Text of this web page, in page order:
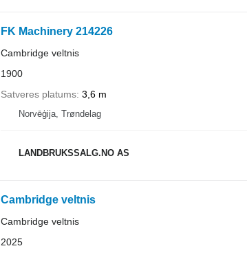
FK Machinery 214226
Cambridge veltnis
1900
Satveres platums 3,6 m
Norvēģija, Trøndelag
LANDBRUKSSALG.NO AS
Cambridge veltnis
Cambridge veltnis
2025